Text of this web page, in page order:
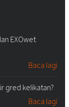
EXOwet
Baca lagi
gred kelikatan?
Baca lagi